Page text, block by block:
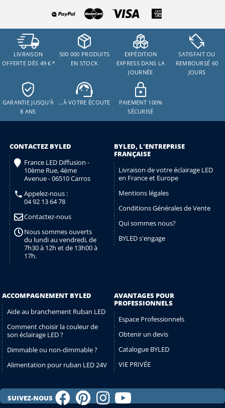
LIVRAISON
OFFERTE DÈS 49 € *
500 000 PRODUITS
EN STOCK
EXPÉDITION
EXPRESS DANS LA
JOURNÉE
SATISFAIT OU
REMBOURSÉ 60
JOURS
GARANTIE JUSQU'À
8 ANS
…À VOTRE ÉCOUTE
PAIEMENT 100%
SÉCURISÉ
CONTACTEZ BYLED
France LED Diffusion -
10ème Rue, 4ème
Avenue - 06510 Carros
Appelez-nous :
04 92 13 64 78
Contactez-nous
Nous sommes ouverts
du lundi au vendredi, de
7h30 à 12h et de 13h00 à
17h.
BYLED, L'ENTREPRISE
FRANÇAISE
Livraison de votre éclairage LED
en France et Europe
Mentions légales
Conditions Générales de Vente
Qui sommes nous?
BYLED s'engage
ACCOMPAGNEMENT BYLED
Aide au branchement Ruban LED
Comment choisir la couleur de
son éclairage LED ?
Dimmable ou non-dimmable ?
Alimentation pour ruban LED 24V
AVANTAGES POUR
PROFESSIONNELS
Espace Professionnels
Obtenir un devis
Catalogue BYLED
VIE PRIVÉE
SUIVEZ-NOUS